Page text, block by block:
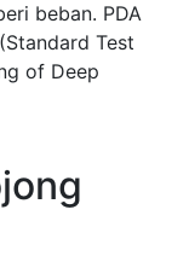
beban. PDA
Test
of Deep